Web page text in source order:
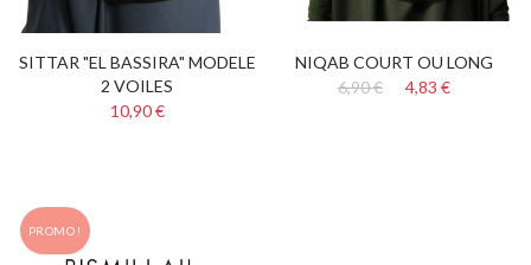
SITTAR "EL BASSIRA" MODELE
2 VOILES
10,90 €
NIQAB COURT OU LONG
6,90 €
4,83 €
PROMO !